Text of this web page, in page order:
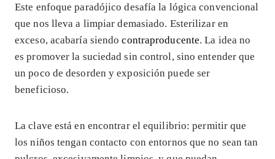
Este enfoque paradójico desafía la lógica convencional
que nos lleva a limpiar demasiado. Esterilizar en
exceso, acabaría siendocontraproducente. La idea no
es promover la suciedad sin control, sino entender que
un poco de desorden y exposición puede ser
beneficioso.
La clave está en encontrar el equilibrio: permitir que
los niños tengan contacto con entornos que no sean tan